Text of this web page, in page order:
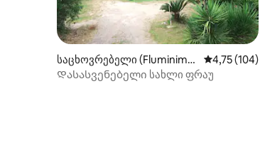
საცხოვრებელი (Fluminima
ggiore)
საშუალო
4,75 (104)
Დასასვენებელი სახლი ფრაუ